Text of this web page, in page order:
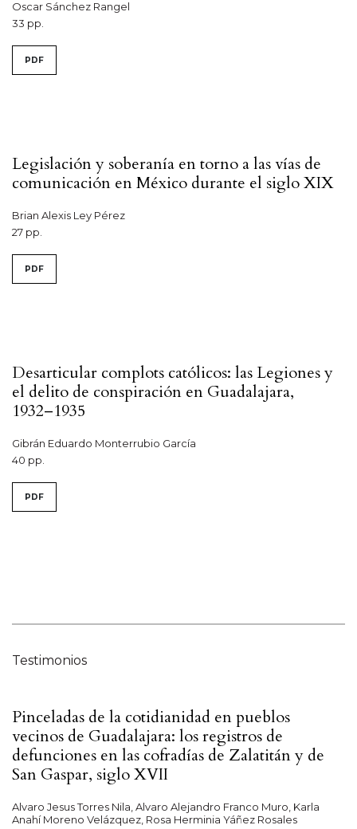
Oscar Sánchez Rangel
33 pp.
PDF
Legislación y soberanía en torno a las vías de
comunicación en México durante el siglo XIX
Brian Alexis Ley Pérez
27 pp.
PDF
Desarticular complots católicos: las Legiones y
el delito de conspiración en Guadalajara,
1932–1935
Gibrán Eduardo Monterrubio García
40 pp.
PDF
Testimonios
Pinceladas de la cotidianidad en pueblos
vecinos de Guadalajara: los registros de
defunciones en las cofradías de Zalatitán y de
San Gaspar, siglo XVII
Alvaro Jesus Torres Nila, Alvaro Alejandro Franco Muro, Karla
Anahí Moreno Velázquez, Rosa Herminia Yáñez Rosales